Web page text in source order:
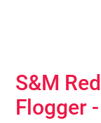
S&M
Flogger